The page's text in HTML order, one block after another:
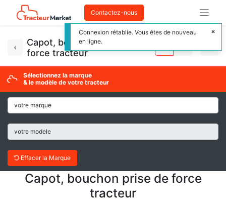
Contactez-nous
Capot, bouchon prise de
force tracteur
Sélectionnez la marque
& le modèle de votre tracteur
Effacer la Marque
Capot, bouchon prise de force
tracteur
Connexion rétablie. Vous êtes de nouveau
en ligne.